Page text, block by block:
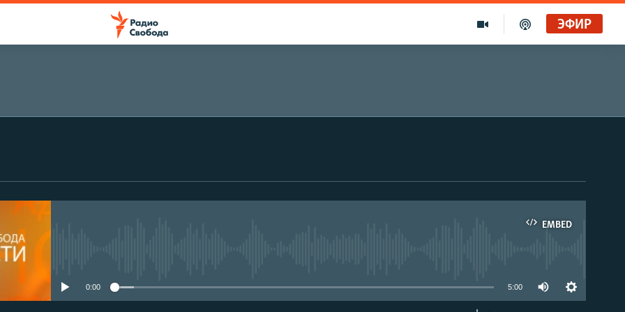
ЭФИР
EMBED
0:00 5:00